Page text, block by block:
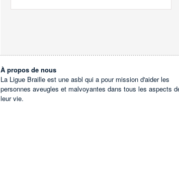
À propos de nous
La Ligue Braille est une asbl qui a pour mission d'aider les
personnes aveugles et malvoyantes dans tous les aspects
leur vie.